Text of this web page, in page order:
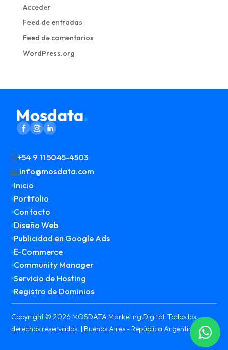
Acceder
Feed de entradas
Feed de comentarios
WordPress.org
+54 9 11 5045-4503
info@mosdata.com
Inicio
Portfolio
Contacto
Diseño Web
Publicidad en Google Ads
E-Commerce
Community Manager
Servicio de Hosting
Registro de Dominios
Copyright © 2026 MOSDATA Marketing Digital. Todos los
derechos reservados. | Buenos Aires - República Argentina